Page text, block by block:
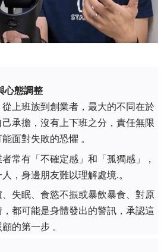
心態調整
從上班族到創業者，最大的不同在於
承擔，沒有上下班之分，責任無限
面對失敗的恐懼 。
常有「不確定感」和「孤獨感」，
，身邊朋友難以理解處境.。
失眠、食慾不振或暴飲暴食、對原
都可能是身體發出的警訊，承認這
的第一步 。